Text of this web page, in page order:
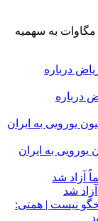
معاون وزیر صمت، گفت: مقرر شد ۳۰۰ تا ۴۰۰ مگاوات به سهمیه
درباره
به ایران
شد